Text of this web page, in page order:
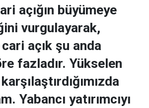
açığın büyümeye
vurgulayarak,
açık şu anda
fazladır. Yükselen
Yabancı yatırımcıyı